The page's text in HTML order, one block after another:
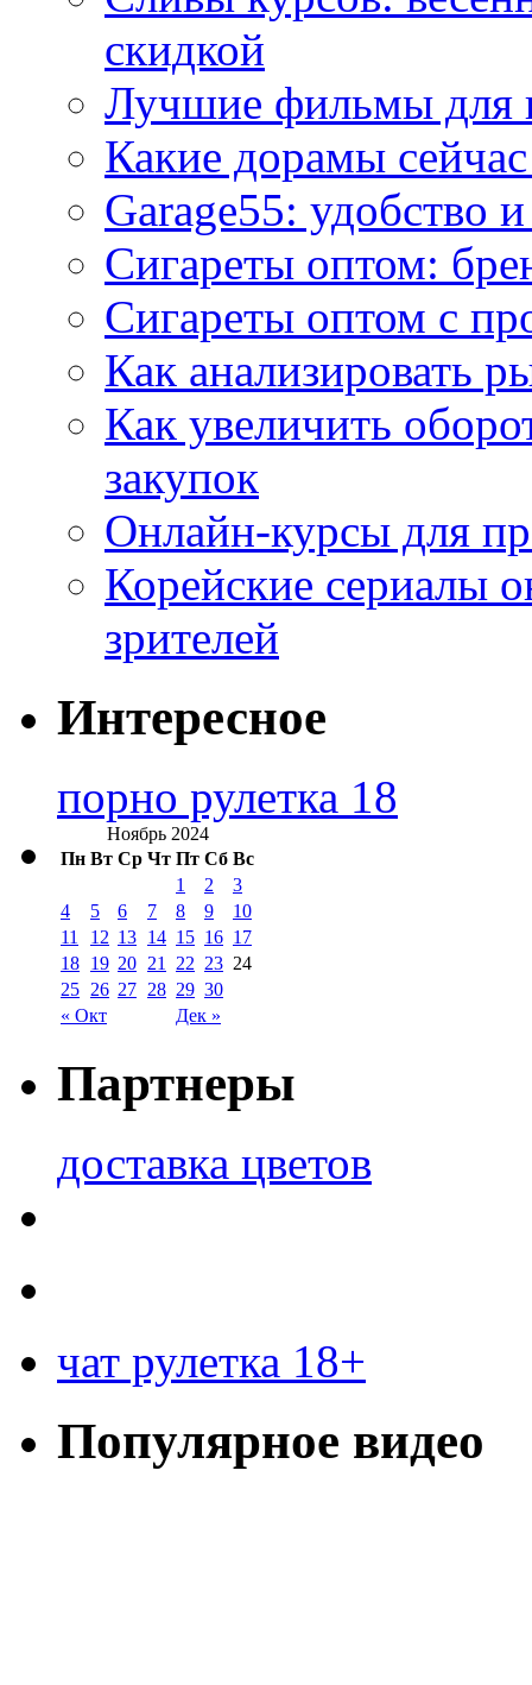
скидкой
Лучшие фильмы для
Какие дорамы
Garage55: удобство
Сигареты оптом:
Сигареты оптом с
Как анализировать
Как увеличить
закупок
Онлайн-курсы для
Корейские сериалы
зрителей
Интересное
порно рулетка 18
Ноябрь 2024
Пн Вт Ср Чт Пт Сб Вс
« Окт Дек »
1 2
3
4
5 6 7 8 9
10
11
12 13 14 15 16 17
18 19 20 21 22 23 24
25 26 27 28 29 30
Партнеры
доставка цветов
чат рулетка 18+
Популярное видео